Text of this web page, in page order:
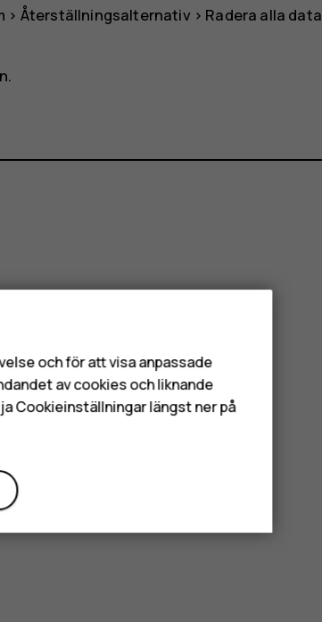
> Återställningsalternativ > Radera alla data
och för att visa anpassade
av cookies och liknande
Cookieinställningar längst ner på